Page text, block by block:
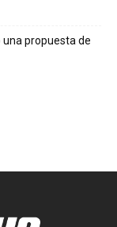
una propuesta de